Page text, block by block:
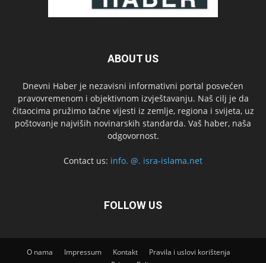
ABOUT US
Dnevni Haber je nezavisni informativni portal posvećen
pravovremenom i objektivnom izvještavanju. Naš cilj je da
čitaocima pružimo tačne vijesti iz zemlje, regiona i svijeta, uz
poštovanje najviših novinarskih standarda. Vaš haber, naša
odgovornost.
Contact us: info. @. isra-islama.net
FOLLOW US
O nama Impressum Kontakt
Pravila i uslovi korištenja